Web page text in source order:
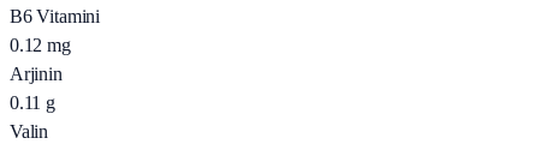
B6 Vitamini
0.12 mg
Arjinin
0.11 g
Valin